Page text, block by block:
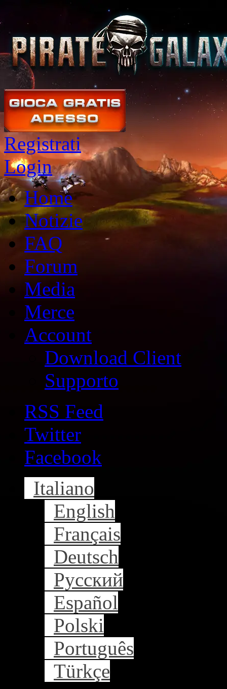
Registrati
Login
Home
Notizie
FAQ
Forum
Media
Merce
Account
Download Client
Supporto
RSS Feed
Twitter
Facebook
Italiano
English
Français
Deutsch
Русский
Español
Polski
Português
Türkçe